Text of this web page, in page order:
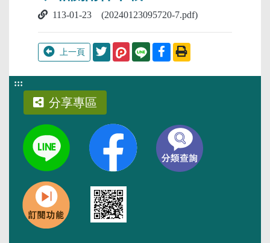
113-01-23 (20240123095720-7.pdf)
上一頁 分享至Twitter分享至Facebook
列印此頁
:::
分享專區